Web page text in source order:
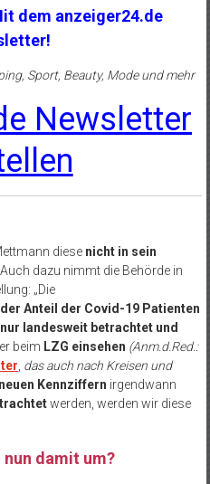
dem anzeiger24.de
Sport, Beauty, Mode und mehr
Newsletter
diese nicht in sein
dazu nimmt die Behörde in
„Die
Anteil der Covid-19 Patienten
nur landesweit betrachtet und
beim LZG einsehen (Anm.d.Red.:
das auch nach Kreisen und
neuen Kennziffern irgendwann
werden, werden wir diese
nun damit um?